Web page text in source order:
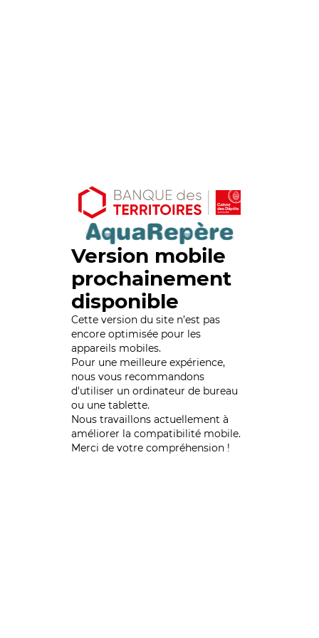
Version mobile
prochainement
disponible
Cette version du site n’est pas
encore optimisée pour les
appareils mobiles.
Pour une meilleure expérience,
nous vous recommandons
d'utiliser un ordinateur de bureau
ou une tablette.
Nous travaillons actuellement à
améliorer la compatibilité mobile.
Merci de votre compréhension !